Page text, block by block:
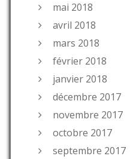
mai 2018
avril 2018
mars 2018
février 2018
janvier 2018
décembre 2017
novembre 2017
octobre 2017
septembre 2017